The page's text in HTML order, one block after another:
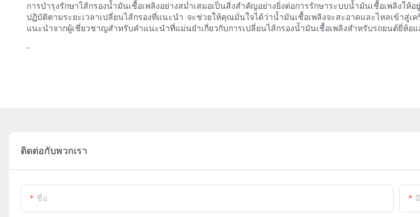
การบำรุงรักษาไส้กรองน้ำมันเชื้อเพลิงอย่างสม่ำเสมอเป็นสิ่งสำคัญอย่างยิ่งต่อการรักษาระบบน้ำมันเชื้อเพ
ปฏิบัติตามระยะเวลาเปลี่ยนไส้กรองที่แนะนำ จะช่วยให้คุณมั่นใจได้ว่าน้ำมันเชื้อเพลิงจะสะอาดและไหลเข้า
แนะนำจากผู้เชี่ยวชาญสำหรับคำแนะนำที่แม่นยำเกี่ยวกับการเปลี่ยนไส้กรองน้ำมันเชื้อเพลิงสำหรับรถยนต์ยี่ห้อ
-
ติดต่อกับพวกเรา
ชื่อ